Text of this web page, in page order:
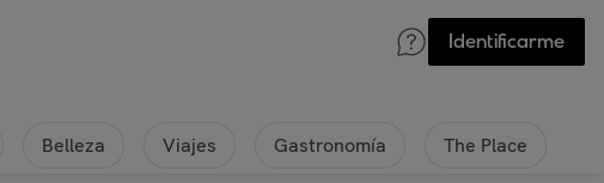
Identificarme
Belleza Viajes Gastronomía The Place